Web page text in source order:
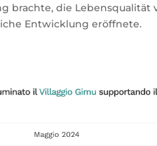
brachte, die Lebensqualität
Entwicklung eröffnete.